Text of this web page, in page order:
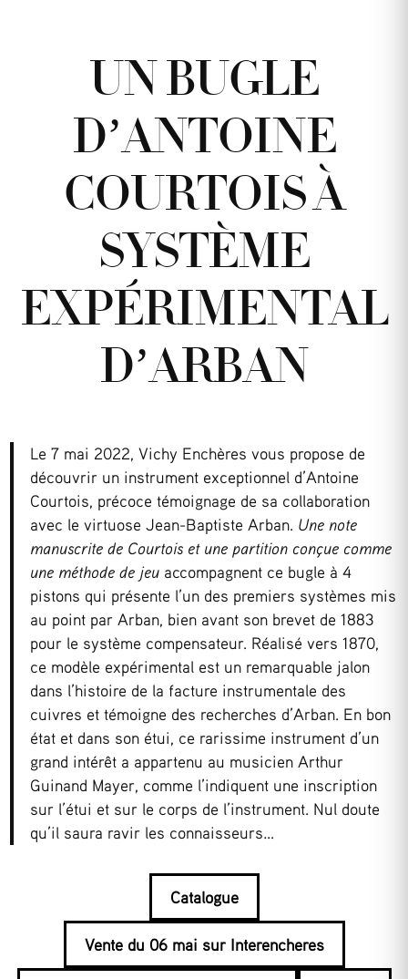
UN BUGLE
D’ANTOINE
COURTOIS À
SYSTÈME
EXPÉRIMENTAL
D’ARBAN
Le 7 mai 2022, Vichy Enchères vous propose de
découvrir un instrument exceptionnel d’Antoine
Courtois, précoce témoignage de sa collaboration
avec le virtuose Jean-Baptiste Arban. Une note
manuscrite de Courtois et une partition conçue comme
une méthode de jeu accompagnent ce bugle à 4
pistons qui présente l’un des premiers systèmes mis
au point par Arban, bien avant son brevet de 1883
pour le système compensateur. Réalisé vers 1870,
ce modèle expérimental est un remarquable jalon
dans l’histoire de la facture instrumentale des
cuivres et témoigne des recherches d’Arban. En bon
état et dans son étui, ce rarissime instrument d’un
grand intérêt a appartenu au musicien Arthur
Guinand Mayer, comme l’indiquent une inscription
sur l’étui et sur le corps de l’instrument. Nul doute
qu’il saura ravir les connaisseurs…
Catalogue
Vente du 06 mai sur Interencheres